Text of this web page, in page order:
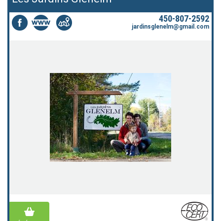
450-807-2592
jardinsglenelm@gmail.com